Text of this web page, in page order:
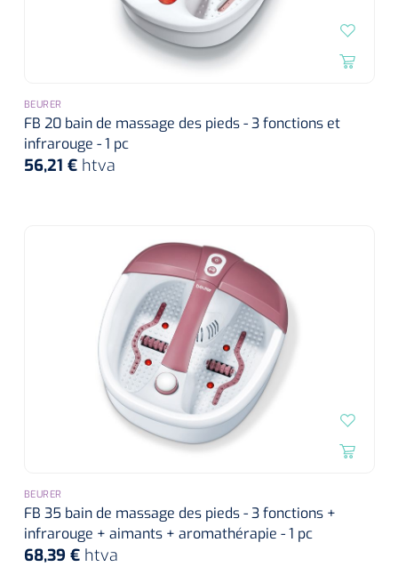
BEURER
FB 20 bain de massage des pieds - 3 fonctions et
infrarouge - 1 pc
56,21 € htva
BEURER
FB 35 bain de massage des pieds - 3 fonctions +
infrarouge + aimants + aromathérapie - 1 pc
68,39 € htva